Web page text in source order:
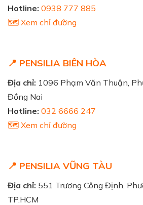
Hotline: 0938 777 885
🗺️ Xem chỉ đường
📍 PENSILIA BIÊN HÒA
Địa chỉ: 1096 Phạm Văn Thuận,
Đồng Nai
Hotline: 032 6666 247
🗺️ Xem chỉ đường
📍 PENSILIA VŨNG TÀU
Địa chỉ: 551 Trương Công Định,
TP.HCM